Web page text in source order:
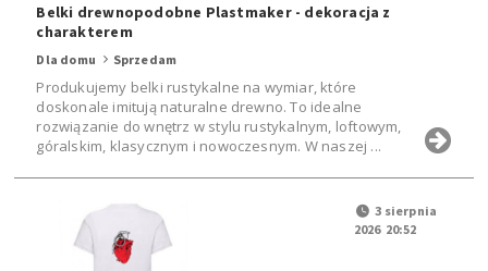
Belki drewnopodobne Plastmaker - dekoracja z
charakterem
Dla domu Sprzedam
Produkujemy belki rustykalne na wymiar, które
doskonale imitują naturalne drewno. To idealne
rozwiązanie do wnętrz w stylu rustykalnym, loftowym,
góralskim, klasycznym i nowoczesnym. W naszej ...
3 sierpnia
2026 20:52